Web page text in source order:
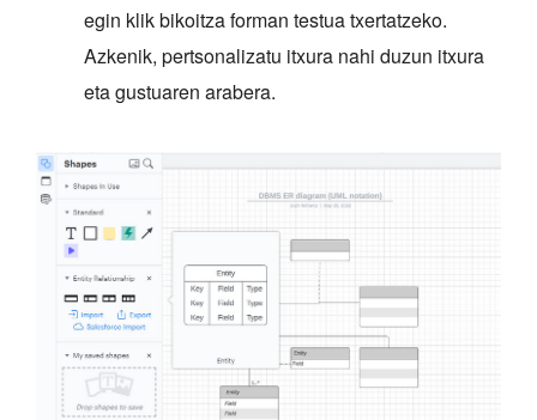
egin klik bikoitza forman testua txertatzeko.
Azkenik, pertsonalizatu itxura nahi duzun itxura
eta gustuaren arabera.